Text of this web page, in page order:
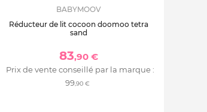
BABYMOOV
Réducteur de lit cocoon doomoo tetra
sand
83,90 €
Prix de vente conseillé par la marque :
99,90 €